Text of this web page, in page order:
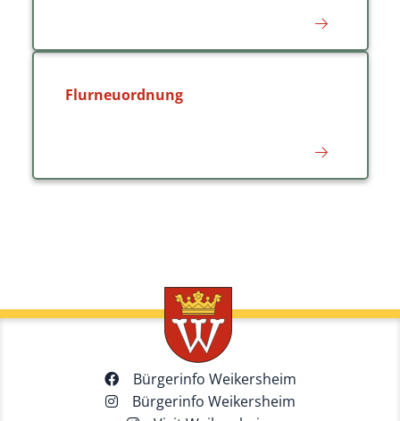
Flurneuordnung
Bürgerinfo Weikersheim
Bürgerinfo Weikersheim